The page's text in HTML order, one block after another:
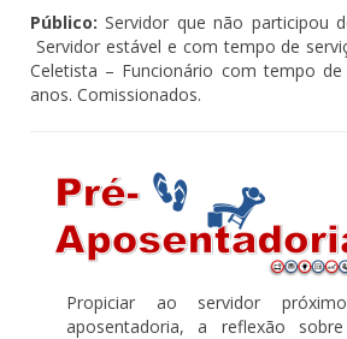
Público:Servidor que não participou
Servidor estável e com tempo de
Celetista – Funcionário com tempo
anos. Comissionados.
Propiciar ao servidor
aposentadoria, a reflexão